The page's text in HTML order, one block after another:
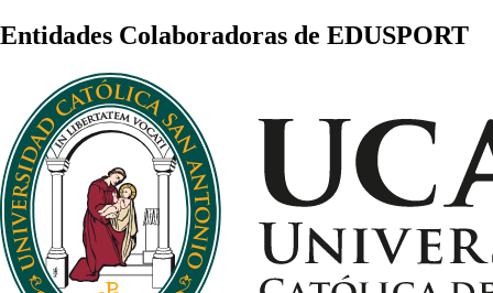
Entidades Colaboradoras de EDUSPORT